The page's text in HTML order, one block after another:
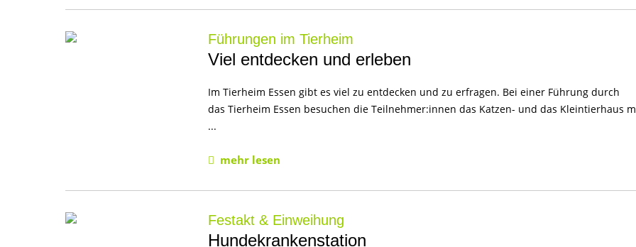
Führungen im Tierheim
Viel entdecken und erleben
Im Tierheim Essen gibt es viel zu entdecken und zu erfragen. Bei einer Führung durch
das Tierheim Essen besuchen die Teilnehmer:innen das Katzen- und das Kleintierhaus m
...
mehr lesen
Festakt & Einweihung
Hundekrankenstation